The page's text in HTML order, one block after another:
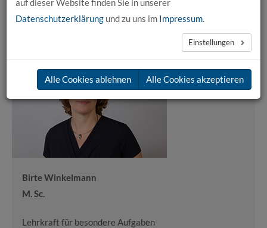
Birte Winkelmann
M. Sc.
Lehrkraft für besondere Aufgaben
auf dieser Website finden Sie in unserer
Datenschutzerklärung und zu uns im Impressum.
Einstellungen
Alle Cookies ablehnen Alle Cookies akzeptieren